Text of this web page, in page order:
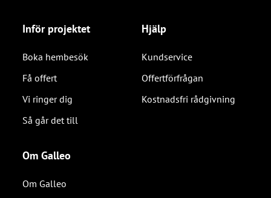
Inför projektet
Boka hembesök
Få offert
Vi ringer dig
Så går det till
Hjälp
Kundservice
Offertförfrågan
Kostnadsfri rådgivning
Om Galleo
Om Galleo